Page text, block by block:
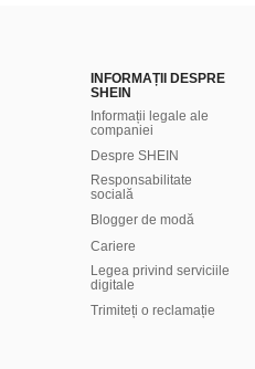
INFORMAȚII DESPRE
SHEIN
Informații legale ale
companiei
Despre SHEIN
Responsabilitate
socială
Blogger de modă
Cariere
Legea privind serviciile
digitale
Trimiteți o reclamație